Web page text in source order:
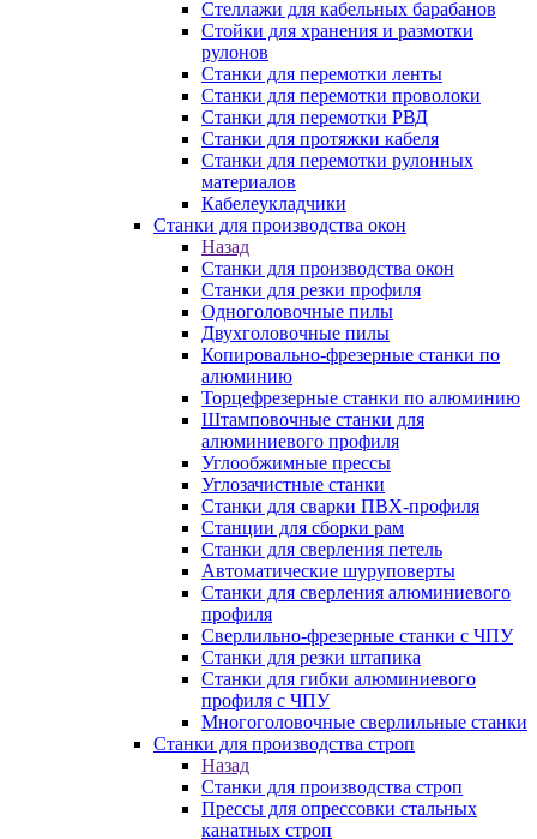
Стеллажи для кабельных барабанов
Стойки для хранения и размотки
рулонов
Станки для перемотки ленты
Станки для перемотки проволоки
Станки для перемотки РВД
Станки для протяжки кабеля
Станки для перемотки рулонных
материалов
Кабелеукладчики
Станки для производства окон
Назад
Станки для производства окон
Станки для резки профиля
Одноголовочные пилы
Двухголовочные пилы
Копировально-фрезерные станки по
алюминию
Торцефрезерные станки по алюминию
Штамповочные станки для
алюминиевого профиля
Углообжимные прессы
Углозачистные станки
Станки для сварки ПВХ-профиля
Станции для сборки рам
Станки для сверления петель
Автоматические шуруповерты
Станки для сверления алюминиевого
профиля
Сверлильно-фрезерные станки с ЧПУ
Станки для резки штапика
Станки для гибки алюминиевого
профиля с ЧПУ
Многоголовочные сверлильные станки
Станки для производства строп
Назад
Станки для производства строп
Прессы для опрессовки стальных
канатных строп